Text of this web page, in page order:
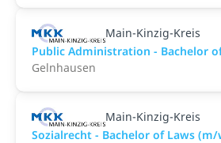
Main-Kinzig-Kreis
Public Administration - Bachelor
Gelnhausen
Main-Kinzig-Kreis
Sozialrecht - Bachelor of Laws